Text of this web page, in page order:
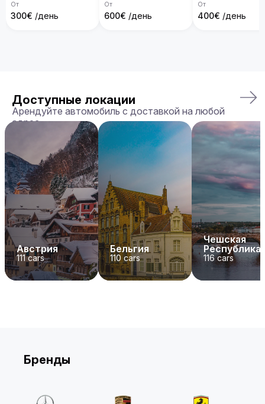
От
300€ /день
От
600€ /день
От
400€ /день
Доступные локации
Арендуйте автомобиль с доставкой на любой
адрес
Австрия
111cars
Бельгия
110 cars
Чешская
Республика
116cars
Бренды